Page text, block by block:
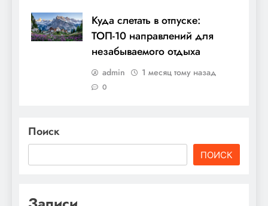
Куда слетать в отпуске:
ТОП-10 направлений для
незабываемого отдыха
admin 1 месяц тому назад
0
Поиск
ПОИСК